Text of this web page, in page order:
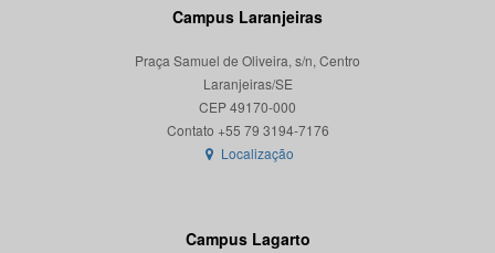
Campus Laranjeiras
Praça Samuel de Oliveira, s/n, Centro
Laranjeiras/SE
CEP 49170-000
Localização
Campus Lagarto